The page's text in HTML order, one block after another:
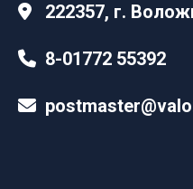
222357, г.
8-01772 55392